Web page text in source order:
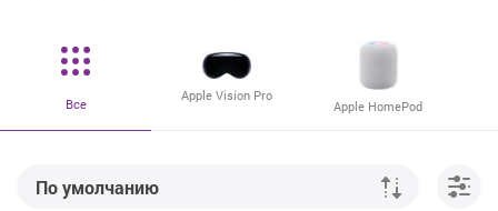
Все
Apple Vision Pro
Apple HomePod
По умолчанию